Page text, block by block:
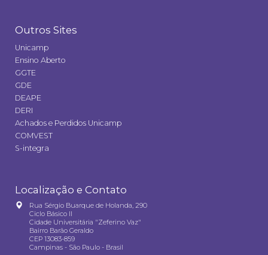
Outros Sites
Unicamp
Ensino Aberto
GGTE
GDE
DEAPE
DERI
Achados e Perdidos Unicamp
COMVEST
S-integra
Localização e Contato
Rua Sérgio Buarque de Holanda, 290
Ciclo Básico II
Cidade Universitária "Zeferino Vaz"
Bairro Barão Geraldo
CEP 13083-859
Campinas - São Paulo - Brasil